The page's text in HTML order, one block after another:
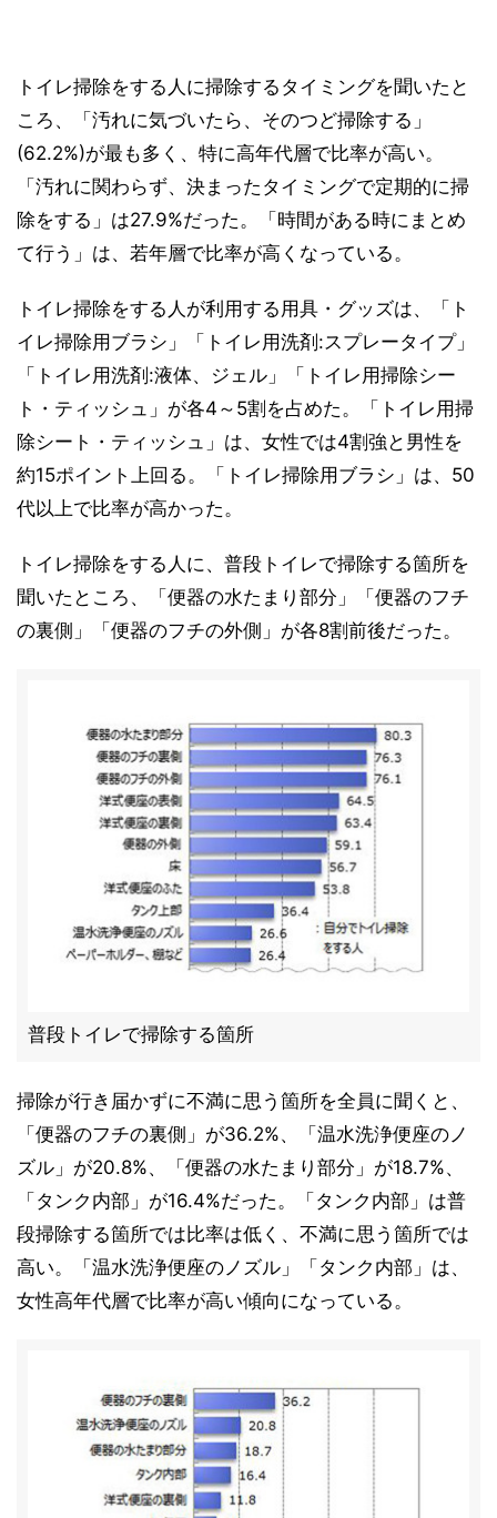
トイレ掃除をする人に掃除するタイミングを聞いたと
ころ、「汚れに気づいたら、そのつど掃除する」
(62.2%)が最も多く、特に高年代層で比率が高い。
「汚れに関わらず、決まったタイミングで定期的に掃
除をする」は27.9%だった。「時間がある時にまとめ
て行う」は、若年層で比率が高くなっている。
トイレ掃除をする人が利用する用具・グッズは、「ト
イレ掃除用ブラシ」「トイレ用洗剤:スプレータイプ」
「トイレ用洗剤:液体、ジェル」「トイレ用掃除シー
ト・ティッシュ」が各4～5割を占めた。「トイレ用掃
除シート・ティッシュ」は、女性では4割強と男性を
約15ポイント上回る。「トイレ掃除用ブラシ」は、50
代以上で比率が高かった。
トイレ掃除をする人に、普段トイレで掃除する箇所を
聞いたところ、「便器の水たまり部分」「便器のフチ
の裏側」「便器のフチの外側」が各8割前後だった。
普段トイレで掃除する箇所
掃除が行き届かずに不満に思う箇所を全員に聞くと、
「便器のフチの裏側」が36.2%、「温水洗浄便座のノ
ズル」が20.8%、「便器の水たまり部分」が18.7%、
「タンク内部」が16.4%だった。「タンク内部」は普
段掃除する箇所では比率は低く、不満に思う箇所では
高い。「温水洗浄便座のノズル」「タンク内部」は、
女性高年代層で比率が高い傾向になっている。